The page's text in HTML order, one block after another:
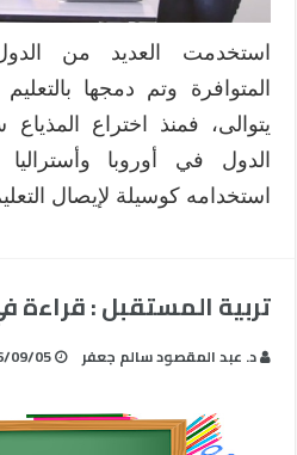
استخدمت العديد من الدول
المتوافرة وتم دمجها
الدول في أوروبا
استخدامه كوسيلة لإيصال
تربية المستقبل : قراءة
د. عبد المقصود سالم جعفر 09/05